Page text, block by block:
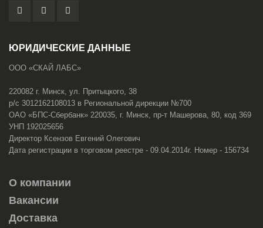
ЮРИДИЧЕСКИЕ ДАННЫЕ
ООО «СКАЙ ЛАБС»
220082 г. Минск, ул. Притыцкого, 38
р/с 3012162108013 в Региональной дирекции №700
ОАО «БПС-Сбербанк» 220035, г. Минск, пр-т Машерова, 80, код 369
УНП 192025656
Директор Ксензов Евгений Олегович
Дата регистрации в торговом реестре - 09.04.2014г. Номер - 156734
О компании
Вакансии
Доставка